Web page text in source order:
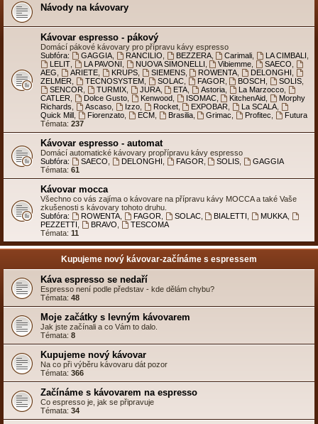
Návody na kávovary
Kávovar espresso - pákový
Domácí pákové kávovary pro přípravu kávy espresso
Subfóra:
GAGGIA, RANCILIO BEZZERA, Carimali LA CIMBALI
LELIT, LA PAVONI NUOVA SIMONELLI Vibiemme SAECO
AEG
ARIETE, KRUPS, SIEMENS, ROWENTA DELONGHI
ZELMER
TECNOSYSTEM, SOLAC, FAGOR BOSCH SOLIS
SENCOR
TURMIX, JURA, ETA Astoria La Marzocco
CATLER
Dolce Gusto, Kenwood, ISOMAC, KitchenAid
Morphy
Richards
Ascaso, Izzo, Rocket, EXPOBAR La SCALA
Quick Mill
Fiorenzato, ECM, Brasilia, Grimac Profitec
Futura
Témata: 237
Kávovar espresso - automat
Domácí automatické kávovary propřípravu kávy espresso
Subfóra:
SAECO DELONGHI FAGOR SOLIS
GAGGIA
Témata: 61
Kávovar mocca
Všechno co vás zajíma o kávovare na přípravu kávy MOCCA a také Vaše
zkušenosti s kávovary tohoto druhu.
Subfóra:
ROWENTA, FAGOR SOLAC, BIALETTI MUKKA
PEZZETTI
BRAVO
TESCOMA
Témata: 11
Kupujeme nový kávovar-začínáme s espressem
Káva espresso se nedaří
Espresso není podle představ - kde dělám chybu?
Témata: 48
Moje začátky s levným kávovarem
Jak jste začínali a co Vám to dalo.
Témata: 8
Kupujeme nový kávovar
Na co při výběru kávovaru dát pozor
Témata: 366
Začínáme s kávovarem na espresso
Co espresso je, jak se připravuje
Témata: 34